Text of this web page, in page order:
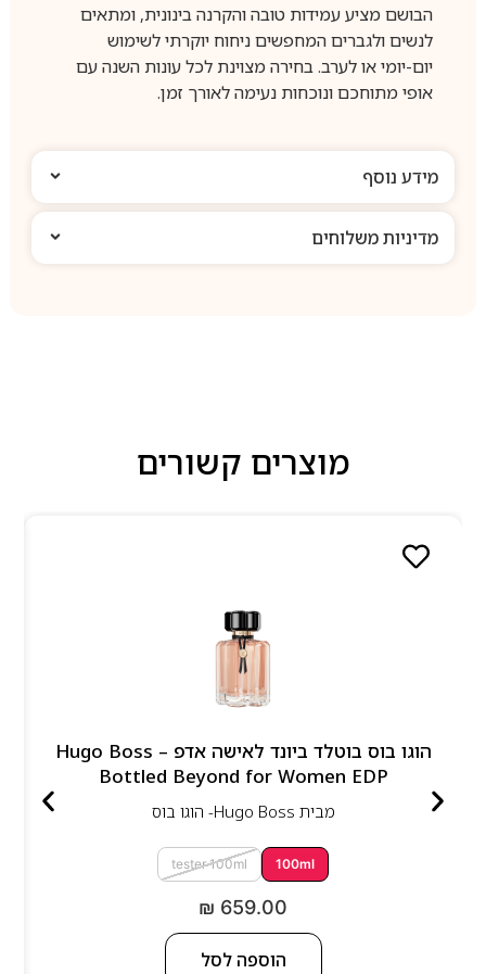
הבושם מציע עמידות טובה והקרנה בינונית, ומתאים
לנשים ולגברים המחפשים ניחוח יוקרתי לשימוש
יום-יומי או לערב. בחירה מצוינת לכל עונות השנה עם
אופי מתוחכם ונוכחות נעימה לאורך זמן.
מידע נוסף
מדיניות משלוחים
מוצרים קשורים
הוגו בוס בוטלד ביונד לאישה אדפ – Hugo Boss
Bottled Beyond for Women EDP
מבית Hugo Boss- הוגו בוס
100ml
tester 100ml
₪ 659.00
הוספה לסל